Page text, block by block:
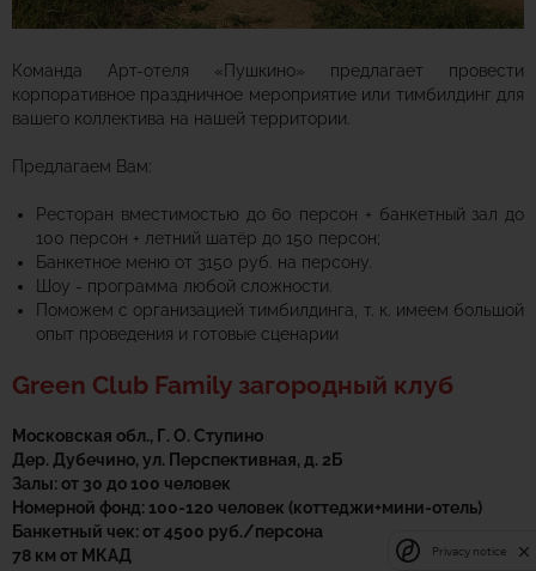
Команда Арт-отеля «Пушкино» предлагает провести
корпоративное праздничное мероприятие или тимбилдинг для
вашего коллектива на нашей территории.
Предлагаем Вам:
Ресторан вместимостью до 60 персон + банкетный зал до
100 персон + летний шатёр до 150 персон;
Банкетное меню от 3150 руб. на персону.
Шоу - программа любой сложности.
Поможем с организацией тимбилдинга, т. к. имеем большой
опыт проведения и готовые сценарии
Green Club Family загородный клуб
Московская обл., Г. О. Ступино
Дер. Дубечино, ул. Перспективная, д. 2Б
Залы: от 30 до 100 человек
Номерной фонд: 100-120 человек (коттеджи+мини-отель)
Банкетный чек: от 4500 руб./персона
78 км от МКАД
Privacy notice